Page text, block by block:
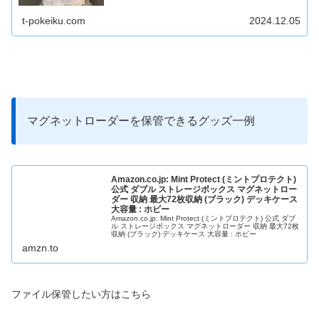
t-pokeiku.com 2024.12.05
マグネットローダーを保管できるグッズ一例
Amazon.co.jp: Mint Protect (ミントプロテクト)
公式 ダブル ストレージボックス マグネットロー
ダー 収納 最大72枚収納 (ブラック) デッキケース
大容量 : ホビー
Amazon.co.jp: Mint Protect (ミントプロテクト) 公式 ダブ
ル ストレージボックス マグネットローダー 収納 最大72枚
収納 (ブラック) デッキケース 大容量 : ホビー
amzn.to
ファイル保管したい方はこちら